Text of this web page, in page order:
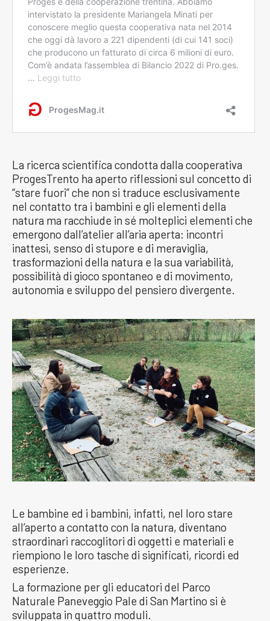
La ricerca scientifica condotta dalla cooperativa
ProgesTrento ha aperto riflessioni sul concetto di
“stare fuori” che non si traduce esclusivamente
nel contatto tra i bambini e gli elementi della
natura ma racchiude in sé molteplici elementi che
emergono dall’atelier all’aria aperta: incontri
inattesi, senso di stupore e di meraviglia,
trasformazioni della natura e la sua variabilità,
possibilità di gioco spontaneo e di movimento,
autonomia e sviluppo del pensiero divergente.
Le bambine ed i bambini, infatti, nel loro stare
all’aperto a contatto con la natura, diventano
straordinari raccoglitori di oggetti e materiali e
riempiono le loro tasche di significati, ricordi ed
esperienze.
La formazione per gli educatori del Parco
Naturale Paneveggio Pale di San Martino si è
sviluppata in quattro moduli.